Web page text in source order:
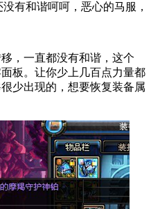
有和谐呵呵，恶心的马服，
，一直都没有和谐，这个
板。让你少上几百点力量都
少出现的，想要恢复装备属